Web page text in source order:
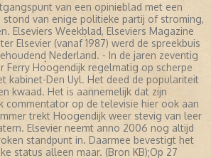
van een opinieblad met een
van enige politieke partij of stroming,
Elseviers Weekblad, Elseviers Magazine
Elsevier (vanaf 1987) werd de spreekbuis
Nederland. - In de jaren zeventig
Ferry Hoogendijk regelmatig op scherpe
kabinet-Den Uyl. Het deed de populariteit
kwaad. Het is aannemelijk dat zijn
commentator op de televisie hier ook aan
trekt Hoogendijk weer stevig van leer
Elsevier neemt anno 2006 nog altijd
standpunt in. Daarmee bevestigt het
status alleen maar. (Bron KB);Op 27